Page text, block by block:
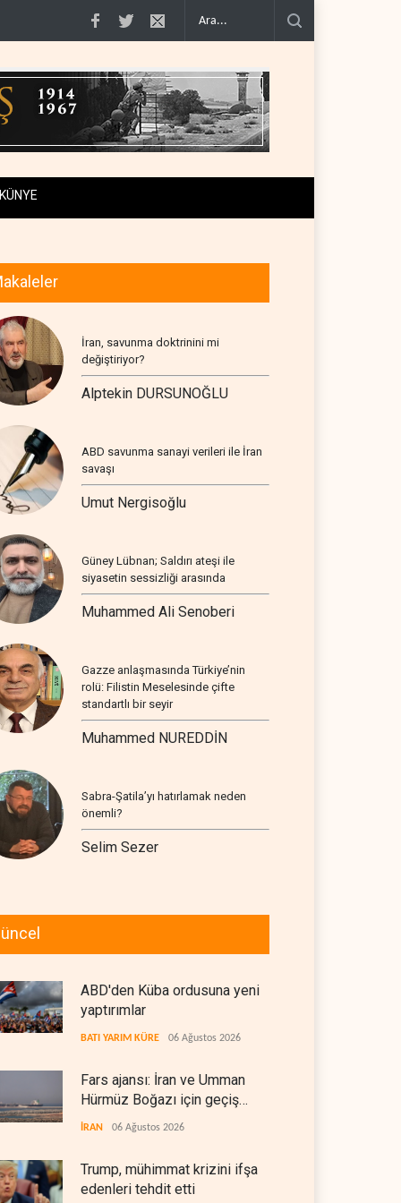
Trump, mühimmat krizini ifşa edenleri tehdit etti..
KÜNYE
İran, savunma doktrinini mi
değiştiriyor?
Alptekin DURSUNOĞLU
ABD savunma sanayi verileri ile İran
savaşı
Umut Nergisoğlu
Güney Lübnan; Saldırı ateşi ile
siyasetin sessizliği arasında
Muhammed Ali Senoberi
Gazze anlaşmasında Türkiye’nin
rolü: Filistin Meselesinde çifte
standartlı bir seyir
Muhammed NUREDDİN
Sabra-Şatila’yı hatırlamak neden
önemli?
Selim Sezer
ABD'den Küba ordusuna yeni
yaptırımlar
BATI YARIM KÜRE 06 Ağustos 2026
Fars ajansı: İran ve Umman
Hürmüz Boğazı için geçiş
koridorlarında anlaştı
İRAN 06 Ağustos 2026
Trump, mühimmat krizini ifşa
edenleri tehdit etti